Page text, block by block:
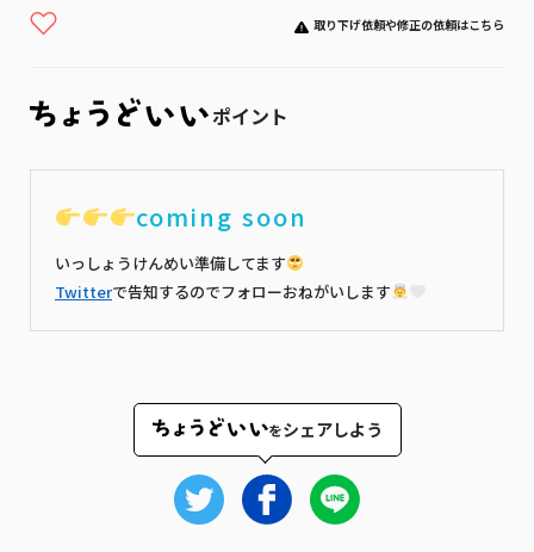
取り下げ依頼や修正の依頼はこちら
ポイント
coming soon
いっしょうけんめい準備してます
Twitterで告知するのでフォローおねがいします
をシェアしよう